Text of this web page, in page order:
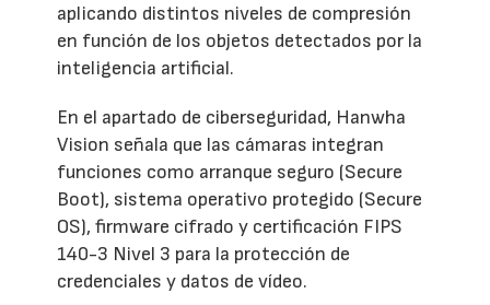
aplicando distintos niveles de compresión
en función de los objetos detectados por la
inteligencia artificial.
En el apartado de ciberseguridad, Hanwha
Vision señala que las cámaras integran
funciones como arranque seguro (Secure
Boot), sistema operativo protegido (Secure
OS), firmware cifrado y certificación FIPS
140-3 Nivel 3 para la protección de
credenciales y datos de vídeo.